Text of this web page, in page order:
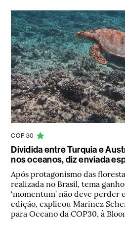
COP 30
Dividida entre Turquia e
nos oceanos, diz enviada
Após protagonismo das
realizada no Brasil, tema
‘momentum’ não deve perder
edição, explicou Marinez
para Oceano da COP30, à